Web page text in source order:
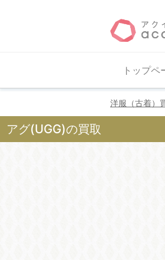
トップペ
洋服（古着）
アグ(UGG)の買取